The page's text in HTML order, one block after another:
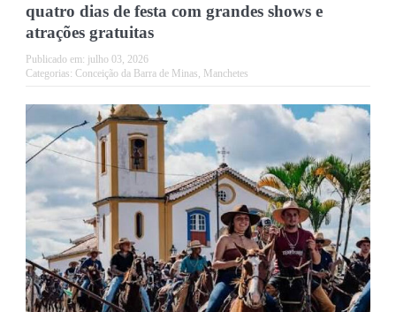
quatro dias de festa com grandes shows e
atrações gratuitas
Publicado em: julho 03, 2026
Categorias: Conceição da Barra de Minas, Manchetes